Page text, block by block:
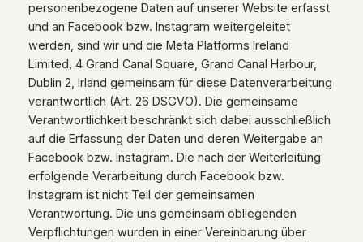
personenbezogene Daten auf unserer Website erfasst
und an Facebook bzw. Instagram weitergeleitet
werden, sind wir und die Meta Platforms Ireland
Limited, 4 Grand Canal Square, Grand Canal Harbour,
Dublin 2, Irland gemeinsam für diese Datenverarbeitung
verantwortlich (Art. 26 DSGVO). Die gemeinsame
Verantwortlichkeit beschränkt sich dabei ausschließlich
auf die Erfassung der Daten und deren Weitergabe an
Facebook bzw. Instagram. Die nach der Weiterleitung
erfolgende Verarbeitung durch Facebook bzw.
Instagram ist nicht Teil der gemeinsamen
Verantwortung. Die uns gemeinsam obliegenden
Verpflichtungen wurden in einer Vereinbarung über